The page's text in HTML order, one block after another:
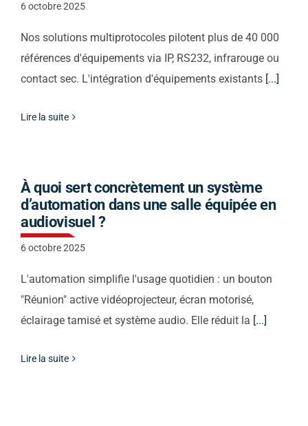
6 octobre 2025
Nos solutions multiprotocoles pilotent plus de 40 000
références d'équipements via IP, RS232, infrarouge ou
contact sec. L'intégration d'équipements existants [...]
Lire la suite
À quoi sert concrètement un système
d’automation dans une salle équipée en
audiovisuel ?
6 octobre 2025
L'automation simplifie l'usage quotidien : un bouton
"Réunion" active vidéoprojecteur, écran motorisé,
éclairage tamisé et système audio. Elle réduit la [...]
Lire la suite